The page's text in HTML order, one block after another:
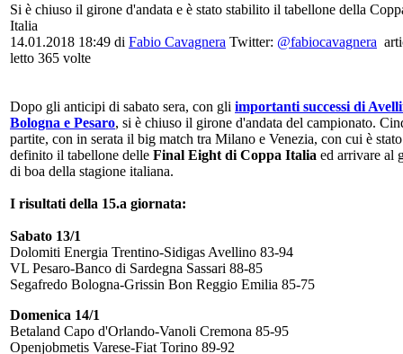
Si è chiuso il girone d'andata e è stato stabilito il tabellone della
Italia
14.01.2018 18:49 di Fabio Cavagnera Twitter: @fabiocavagnera
letto 365 volte
Dopo gli anticipi di sabato sera, con gli importanti successi di
Bologna e Pesaro, si è chiuso il girone d'andata del campionato.
partite, con in serata il big match tra Milano e Venezia, con cui è stato
definito il tabellone delle Final Eight di Coppa Italia ed arrivare al
di boa della stagione italiana.
I risultati della 15.a giornata:
Sabato 13/1
Dolomiti Energia Trentino-Sidigas Avellino 83-94
VL Pesaro-Banco di Sardegna Sassari 88-85
Segafredo Bologna-Grissin Bon Reggio Emilia 85-75
Domenica 14/1
Betaland Capo d'Orlando-Vanoli Cremona 85-95
Openjobmetis Varese-Fiat Torino 89-92